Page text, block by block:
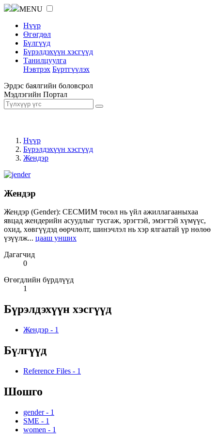
MENU
Нүүр
Өгөгдөл
Бүлгүүд
Бүрэлдэхүүн хэсгүүд
Танилцуулга
Нэвтрэх Бүртгүүлэх
Эрдэс баялгийн боловсрол
Мэдлэгийн Портал
Нүүр
Бүрэлдэхүүн хэсгүүд
Жендэр
Жендэр
Жендэр (Gender): СЕСМИМ төсөл нь үйл ажиллагааныхаа
явцад жендерийн асуудлыг тусгаж, эрэгтэй, эмэгтэй хүмүүс,
охид, хөвгүүдэд өөрчлөлт, шинэчлэл нь хэр ялгаатай үр нөлөө
үзүүлж... цааш унших
Дагагчид
0
Өгөгдлийн бүрдлүүд
1
Бүрэлдэхүүн хэсгүүд
Жендэр - 1
Бүлгүүд
Reference Files - 1
Шошго
gender - 1
SME - 1
women - 1